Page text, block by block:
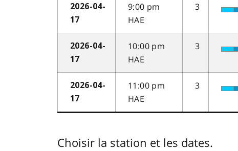
2026-04-
17
9:00 pm
HAE
3
2026-04-
17
10:00 pm
HAE
3
2026-04-
17
11:00 pm
HAE
3
Choisir la station et les dates.